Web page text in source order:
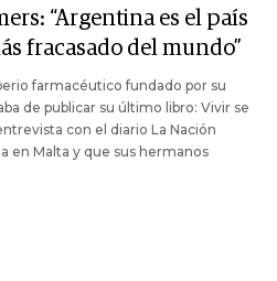
“Argentina es el país
fracasado del mundo”
farmacéutico fundado por su
de publicar su último libro: Vivir se
con el diario La Nación
en Malta y que sus hermanos